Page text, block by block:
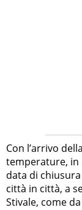
Con l’arrivo
temperature, in
data di
città in città, a
Stivale, come